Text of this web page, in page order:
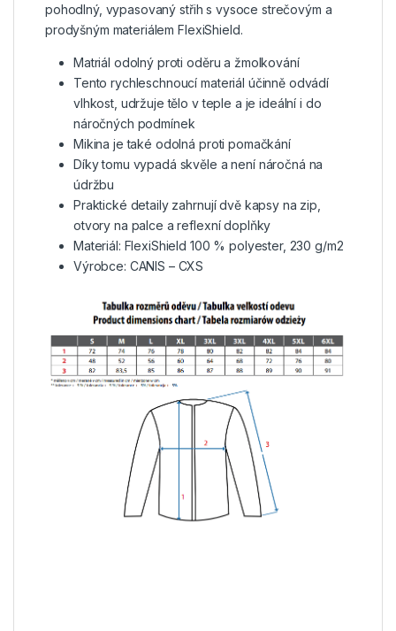
pohodlný, vypasovaný střih s vysoce strečovým a
prodyšným materiálem FlexiShield.
Matriál odolný proti oděru a žmolkování
Tento rychleschnoucí materiál účinně odvádí
vlhkost, udržuje tělo v teple a je ideální i do
náročných podmínek
Mikina je také odolná proti pomačkání
Díky tomu vypadá skvěle a není náročná na
údržbu
Praktické detaily zahrnují dvě kapsy na zip,
otvory na palce a reflexní doplňky
Materiál: FlexiShield 100 % polyester, 230 g/m2
Výrobce: CANIS – CXS